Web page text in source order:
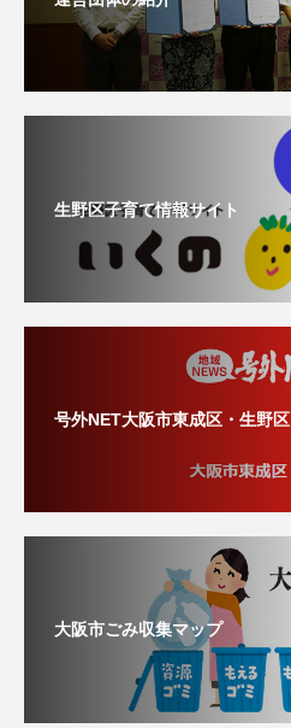
生野区子育て情報サイト
号外NET大阪市東成区・生野区
大阪市ごみ収集マップ